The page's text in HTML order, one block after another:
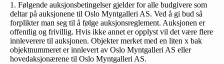
1. Følgende auksjonsbetingelser gjelder for alle budgivere som
deltar på auksjonene til Oslo Myntgalleri AS. Ved å gi bud så
forplikter man seg til å følge auksjonsreglement. Auksjonen er
offentlig og frivillig. Hvis ikke annet er opplyst vil det være flere
innleverere til auksjonen. Objekter merket med en liten x bak
objektnummeret er innlevert av Oslo Myntgalleri AS eller
hovedaksjonærene til Oslo Myntgalleri AS.